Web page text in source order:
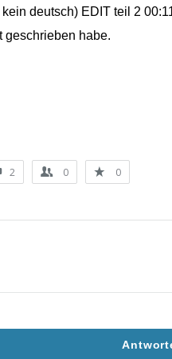
deutsch) EDIT teil 2
geschrieben habe.
2 0 0